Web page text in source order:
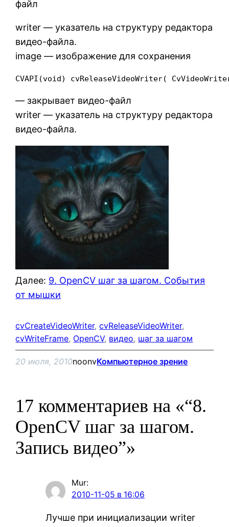
файл
writer — указатель на структуру редактора
видео-файла.
image — изображение для сохранения
CVAPI(void) cvReleaseVideoWriter(
— закрывает видео-файл
writer — указатель на структуру редактора
видео-файла.
Далее: 9. OpenCV шаг за шагом. События
от мышки
cvCreateVideoWriter, cvReleaseVideoWriter
cvWriteFrame, OpenCV, видео, шаг за шагом
20 июля, 2010noonvКомпьютерное зрение
17 комментариев на «“8.
OpenCV шаг за шагом.
Запись видео”»
Mur:
2010-11-05 в 16:06
Лучше при инициализации writer